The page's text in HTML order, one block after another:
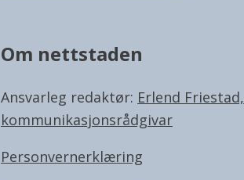
Om nettstaden
Ansvarleg redaktør: Erlend Friestad,
kommunikasjonsrådgivar
Personvernerklæring